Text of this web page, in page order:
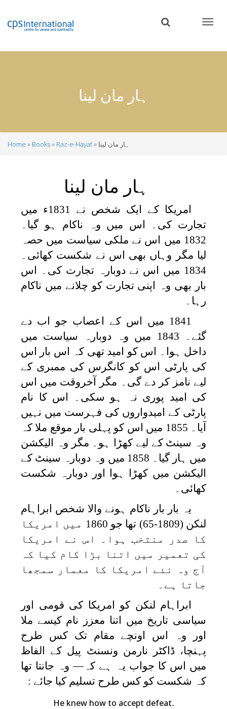
content
ہار مان لینا
Home Books Raz-e-Hayat ہار مان لینا
ہار مان لینا
امریکا کے ایک شخص نے 1831ء میں
تجارت کی۔ اس میں وہ ناکام ہو گیا۔
1832 میں اس نے ملکی سیاست میں حصہ
لیا مگر وہاں بھی اس نے شکست کھائی۔
1834 میں اس نے دوبارہ تجارت کی۔ اس
بار بھی وہ اپنی تجارت کو چلانے میں ناکام
رہا۔
1841 میں اس کے اعصاب جو اب دے
گئے۔ 1843 میں وہ دوبارہ سیاست میں
داخل ہوا۔ اس کو امید تھی کہ اس بار اس
کی پارٹی اس کو کانگرس کی ممبری کے
لیے نامز کر دے گی۔ مگر آخروقت میں اس
کی امید پوری نہ ہو سکی۔ اس کا نام
پارٹی کے امیدواروں کی فہرست میں نہیں
آیا۔ 1855 میں اس کو پہلی بار موقع ملا کہ
وہ سینٹ کے لیے کھڑا ہو۔ مگر وہ الیکشن
میں ہار گیا۔ 1858 میں وہ دوبارہ سینٹ کے
الیکشن میں کھڑا ہوا اور دوبارہ شکست
کھائی۔
یہ بار بار ناکام ہونے والا شخص ابراہام
لنکن (1809-65) تھا جو 1860 میں امریکا
کا صدر منتخب ہوا۔ اس نے امریکا
کی تعمیر میں اتنا بڑا کام کیا کہ
آج وہ نئے امریکا کا معمار سمجھا
جاتا ہے۔
ابراہام لنکن کو امریکا کی قومی اور
سیاسی تاریخ میں اتنا معزز نام کیسے ملا
اور وہ اس اونچے مقام تک کس طرح
پہنچا، ڈاکٹر نارمن ونسنٹ پیل کے الفاظ
میں اس کا جواب یہ ہے کہ— وہ جانتا تھا
کہ شکست کو کس طرح تسلیم کیا جائے :
He knew how to accept defeat.